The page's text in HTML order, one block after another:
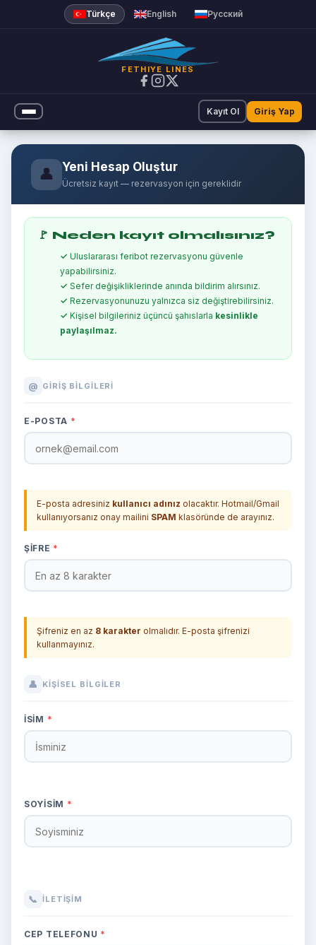
Türkçe English Русский
FETHIYE LINES
Kayıt Ol Giriş Yap
👤 Yeni Hesap Oluştur
Ücretsiz kayıt — rezervasyon için gereklidir
🚩 Neden kayıt olmalısınız?
Uluslararası feribot rezervasyonu güvenle
yapabilirsiniz.
Sefer değişikliklerinde anında bildirim alırsınız.
Rezervasyonunuzu yalnızca siz değiştirebilirsiniz.
Kişisel bilgileriniz üçüncü şahıslarla kesinlikle
paylaşılmaz.
@ GIRIŞ BILGILERI
E-POSTA *
E-posta adresiniz kullanıcı adınız olacaktır. Hotmail/Gmail
kullanıyorsanız onay mailini SPAM klasöründe de arayınız.
ŞIFRE *
Şifreniz en az 8 karakter olmalıdır. E-posta şifrenizi
kullanmayınız.
👤 KIŞISEL BILGILER
İSIM *
SOYISIM *
📞 İLETIŞIM
CEP TELEFONU *